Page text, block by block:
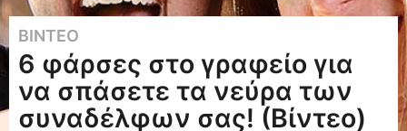
1
2
έ
τ
η
ΒΊΝΤΕΟ
6 φάρσες στο γραφείο για
να σπάσετε τα νεύρα των
συναδέλφων σας! (Βίντεο)